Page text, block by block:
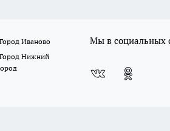
Иваново
Нижний
Мы в социальных